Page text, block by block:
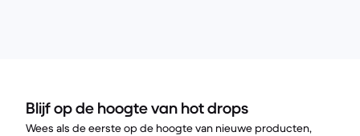
Blijf op de hoogte van hot drops
Wees als de eerste op de hoogte van nieuwe producten,